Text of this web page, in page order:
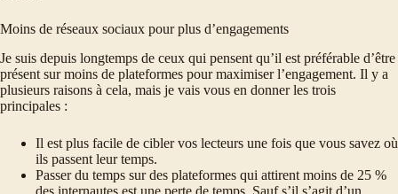
Moins de réseaux sociaux pour plus d’engagements
Je suis depuis longtemps de ceux qui pensent qu’il est préférable d’être
présent sur moins de plateformes pour maximiser l’engagement. Il y a
plusieurs raisons à cela, mais je vais vous en donner les trois
principales :
Il est plus facile de cibler vos lecteurs une fois que vous savez où
ils passent leur temps.
Passer du temps sur des plateformes qui attirent moins de 25 %
des internautes est une perte de temps. Sauf s’il s’agit d’un